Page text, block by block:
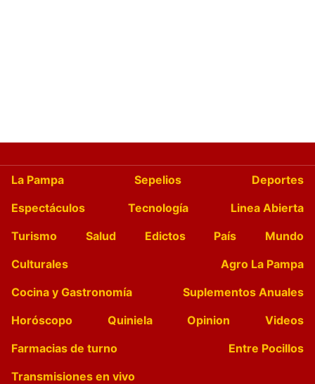
La Pampa Sepelios
Deportes
Espectáculos
Tecnología
Linea Abierta
Turismo
Salud Edictos País
Mundo
Culturales
Agro La Pampa
Cocina y Gastronomía
Suplementos Anuales
Horóscopo
Quiniela Opinion
Videos
Farmacias de turno
Entre Pocillos
Transmisiones en vivo